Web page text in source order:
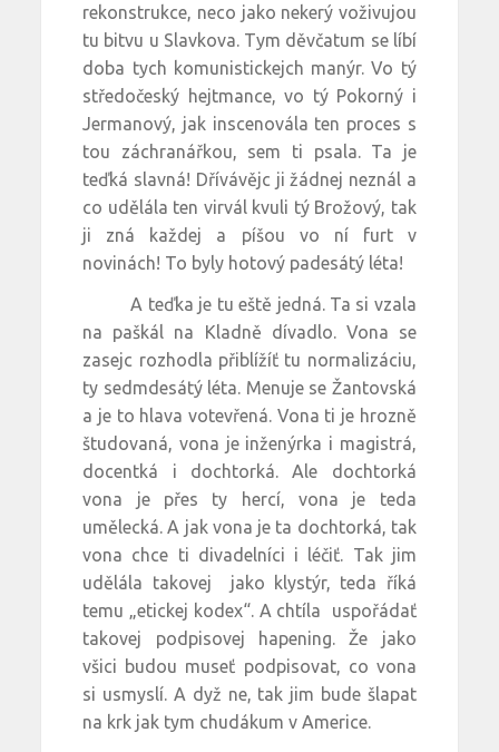
rekonstrukce, neco jako nekerý voživujou
tu bitvu u Slavkova. Tym děvčatum se líbí
doba tych komunistickejch manýr. Vo tý
středočeský hejtmance, vo tý Pokorný i
Jermanový, jak inscenovála ten proces s
tou záchranářkou, sem ti psala. Ta je
teďká slavná! Dřívávějc ji žádnej neznál a
co udělála ten virvál kvuli tý Brožový, tak
ji zná každej a píšou vo ní furt v
novinách! To byly hotový padesátý léta!
A teďka je tu eště jedná. Ta si vzala
na paškál na Kladně dívadlo. Vona se
zasejc rozhodla přiblížíť tu normalizáciu,
ty sedmdesátý léta. Menuje se Žantovská
a je to hlava votevřená. Vona ti je hrozně
študovaná, vona je inženýrka i magistrá,
docentká i dochtorká. Ale dochtorká
vona je přes ty hercí, vona je teda
umělecká. A jak vona je ta dochtorká, tak
vona chce ti divadelníci i léčiť. Tak jim
udělála takovej jako klystýr, teda říká
temu „etickej kodex“. A chtíla uspořádať
takovej podpisovej hapening. Že jako
všici budou museť podpisovat, co vona
si usmyslí. A dyž ne, tak jim bude šlapat
na krk jak tym chudákum v Americe.